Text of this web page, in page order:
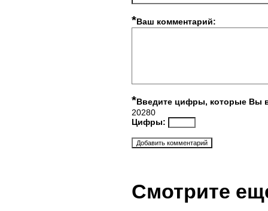
*Ваш комментарий:
*Введите цифры, которые Вы
20280
Цифры:
Смотрите